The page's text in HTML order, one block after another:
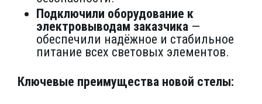
Подключили оборудование к
электровыводам заказчика —
обеспечили надёжное и стабильное
питание всех световых элементов.
Ключевые преимущества новой стелы: